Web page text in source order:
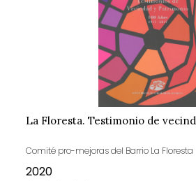
La Floresta. Testimonio de
Comité pro-mejoras del Barrio La Floresta
2020